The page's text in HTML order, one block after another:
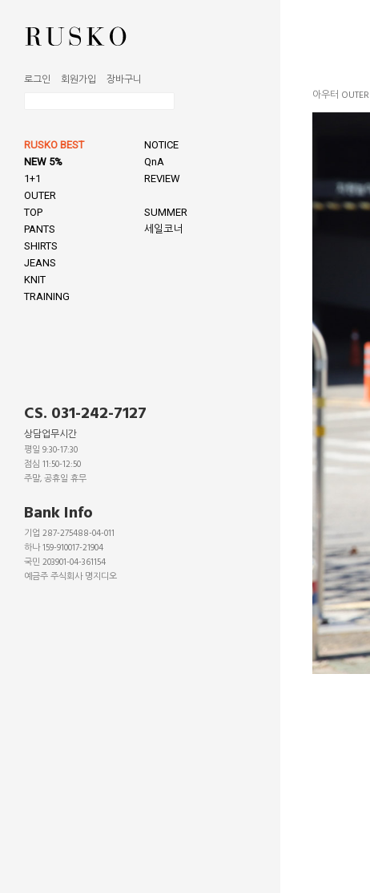
로그인 회원가입 장바구니
RUSKO BEST
NEW 5%
1+1
OUTER
TOP
PANTS
SHIRTS
JEANS
KNIT
TRAINING
NOTICE
QnA
REVIEW
SUMMER
세일코너
CS. 031-242-7127
상담업무시간
평일 9:30-17:30
점심 11:50-12:50
주말, 공휴일 휴무
Bank Info
기업 287-275488-04-011
하나 159-910017-21904
국민 203901-04-361154
예금주 주식회사 명지디오
아우터 OUTER